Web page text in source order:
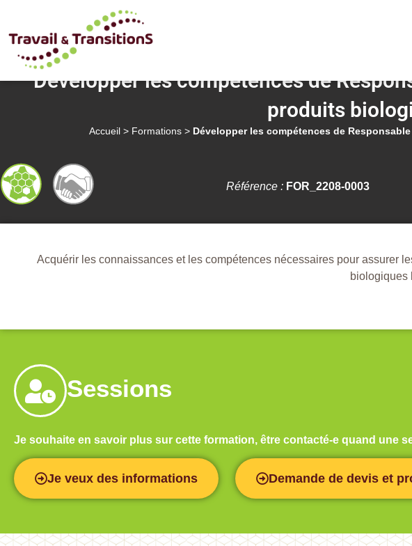
Développer les compétences de
produits
Accueil > Formations > Développer les compétences de
Référence : FOR_2208-0003
Acquérir les connaissances et les compétences nécessaires pour assurer
biologiques
Sessions
Je souhaite en savoir plus sur cette formation, être contacté-e quand une
Je veux des informations Demande de devis et